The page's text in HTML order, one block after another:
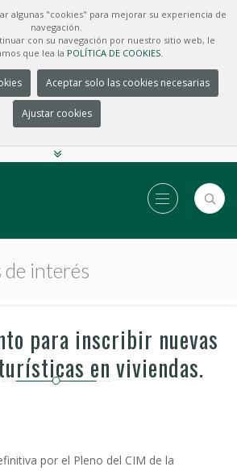
algunas "cookies" para mejorar su experiencia de
navegación.
con su navegación por nuestro sitio web, le
que lea la POLÍTICA DE COOKIES.
Aceptar solo las cookies necesarias
Ajustar cookies
interés
para inscribir nuevas
en viviendas.
por el Pleno del CIM de la